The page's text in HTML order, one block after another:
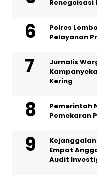
Renegoisasi
Polres
Pelayanan
Jurnalis
Kering
Pemerintah
Pemekaran
Kejanggalan
Empat
Audit